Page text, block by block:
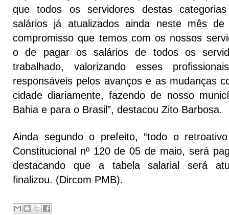
que todos os servidores destas
salários já atualizados ainda neste mês
compromisso que temos com os nossos
o de pagar os salários de todos os
trabalhado, valorizando esses
responsáveis pelos avanços e as mudanças
cidade diariamente, fazendo de nosso
Bahia e para o Brasil”, destacou Zito Barbosa.
Ainda segundo o prefeito, “todo o
Constitucional nº 120 de 05 de maio, será
destacando que a tabela salarial será
finalizou. (Dircom PMB).